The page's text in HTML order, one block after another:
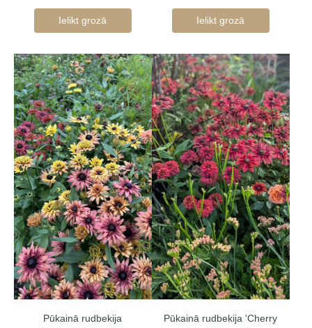
Ielikt grozā Ielikt grozā
Pūkainā rudbekija
Pūkainā rudbekija 'Cherry